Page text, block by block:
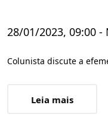
28/01/2023, 09:00
Colunista discute a
Leia mais